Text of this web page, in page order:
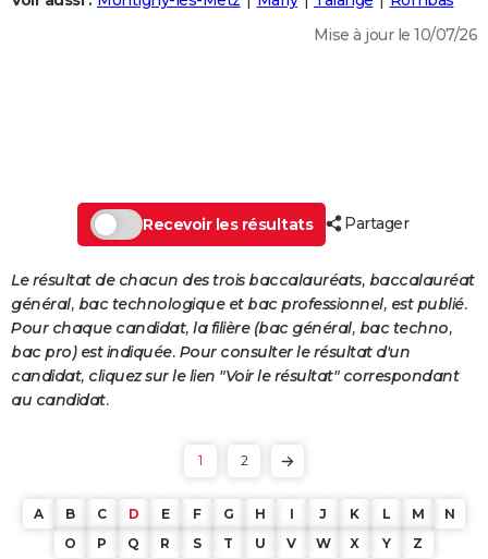
DICTIONNAIRE
Dictionnaire
Biographies
Expressions
Proverbes
PROGRAMME TV
COPAINS D'AVANT
S'inscrire
Se connecter
Lycées
Collèges
Primaires
Universités
Entreprises
Service militaire
Avis de recherche
AVIS DE DÉCÈS
FORUM
Mise à jour le 10/07/26
Recevoir les résultats Partager
Le résultat de chacun des trois baccalauréats, baccalauréat
général, bac technologique et bac professionnel, est publié.
Pour chaque candidat, la filière (bac général, bac techno,
bac pro) est indiquée. Pour consulter le résultat d'un
candidat, cliquez sur le lien "Voir le résultat" correspondant
au candidat.
1 2
A B C D E F G H I J K L M
N
O
P Q R S T U V W X Y Z